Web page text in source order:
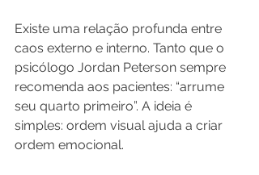
Existe uma relação profunda entre
caos externo e interno. Tanto que o
psicólogo Jordan Peterson sempre
recomenda aos pacientes: “arrume
seu quarto primeiro”. A ideia é
simples: ordem visual ajuda a criar
ordem emocional.